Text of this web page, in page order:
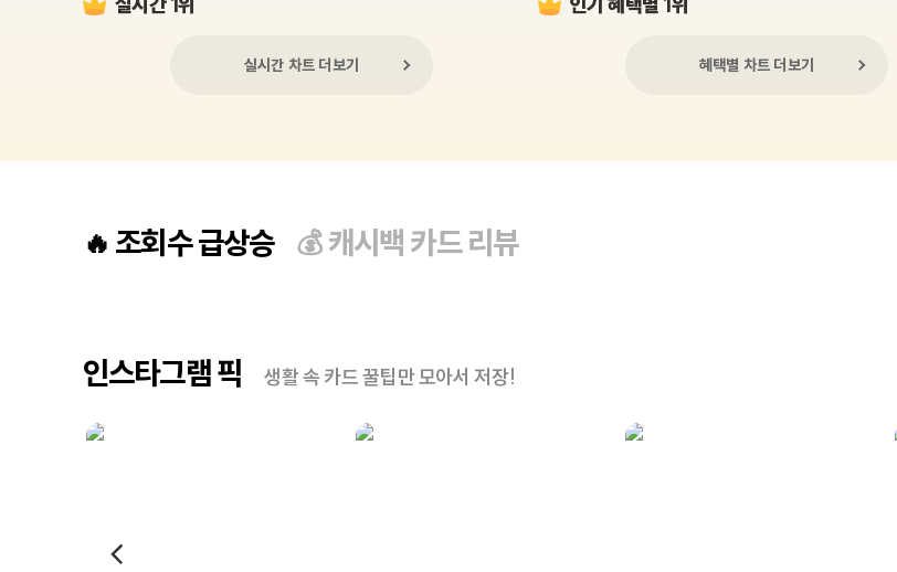
실시간 차트 더보기 혜택별 차트 더보기
🔥 조회수 급상승 💰캐시백 카드 리뷰
인스타그램 픽 생활 속 카드 꿀팁만 모아서 저장!